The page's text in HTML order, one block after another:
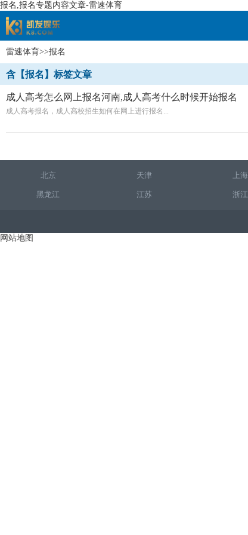
报名,报名专题内容文章-雷速体育
速体育
雷速体育>>报名
含【报名】标签文章
成人高考怎么网上报名河南,成人高考什么时候开始报名
成人高考报名，成人高校招生如何在网上进行报名...
北京 天津 上海
黑龙江 江苏 浙江
网站地图